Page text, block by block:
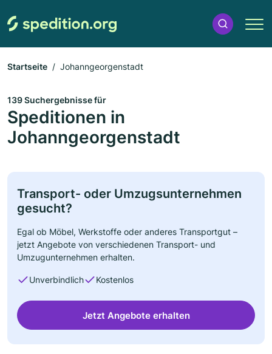
Startseite Johanngeorgenstadt
139 Suchergebnisse für
Speditionen in
Johanngeorgenstadt
Transport- oder Umzugsunternehmen
gesucht?
Egal ob Möbel, Werkstoffe oder anderes Transportgut –
jetzt Angebote von verschiedenen Transport- und
Umzugunternehmen erhalten.
Unverbindlich Kostenlos
Jetzt Angebote erhalten